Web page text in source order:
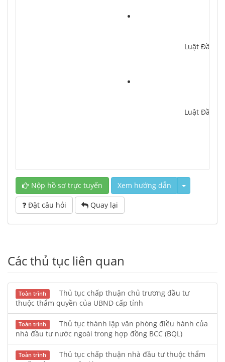
			Luật Đầu tư
			Luật Đầu tư
Nộp hồ sơ trực tuyến Xem hướng dẫn
Đặt câu hỏi Quay lại
Các thủ tục liên quan
Toàn trình
Thủ tục chấp thuận chủ trương đầu tư
thuộc thẩm quyền của UBND cấp tỉnh
Toàn trình
Thủ tục thành lập văn phòng điều hành của
nhà đầu tư nước ngoài trong hợp đồng BCC (BQL)
Toàn trình
Thủ tục chấp thuận nhà đầu tư thuộc thẩm